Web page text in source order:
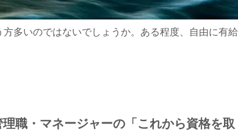
多いのではないでしょうか。ある程度、自由に有給
理職・マネージャーの「これから資格を取